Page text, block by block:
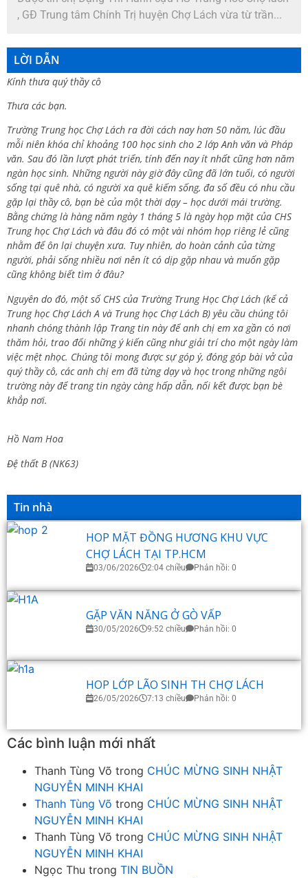
, GĐ Trung tâm Chính Trị huyện Chợ Lách vừa từ trần...
LỜI DẪN
Kính thưa quý thầy cô
Thưa các bạn.
Trường Trung học Chợ Lách ra đời cách nay hơn 50 năm, lúc đầu
mỗi niên khóa chỉ khoảng 100 học sinh cho 2 lớp Anh văn và Pháp
văn. Sau đó lần lượt phát triển, tính đến nay ít nhất cũng hơn năm
ngàn học sinh. Những người này giờ đây cũng đã lớn tuổi, có người
sống tại quê nhà, có người xa quê kiếm sống, đa số đều có nhu cầu
gặp lại thầy cô, bạn bè của một thời dạy – học dưới mái trường.
Bằng chứng là hàng năm ngày 1 tháng 5 là ngày họp mặt của CHS
Trung học Chợ Lách và đâu đó có một vài nhóm họp riêng lẻ cũng
nhằm để ôn lại chuyện xưa. Tuy nhiên, do hoàn cảnh của từng
người, phải sống nhiều nơi nên ít có dịp gặp nhau và muốn gặp
cũng không biết tìm ở đâu?
Nguyên do đó, một số CHS của Trường Trung Học Chợ Lách (kể cả
Trung học Chợ Lách A và Trung học Chợ Lách B) yêu cầu chúng tôi
nhanh chóng thành lập Trang tin này để anh chị em xa gần có nơi
thăm hỏi, trao đổi những ý kiến cũng như giải trí cho một ngày làm
việc mệt nhọc. Chúng tôi mong được sự góp ý, đóng góp bài vở của
quý thầy cô, các anh chị em đã từng dạy và học trong những ngôi
trường này để trang tin ngày càng hấp dẫn, nối kết được bạn bè
khắp nơi.
Hồ Nam Hoa
Đệ thất B (NK63)
Tin nhà
HOP MẶT ĐỒNG HƯƠNG KHU VỰC
CHỢ LÁCH TẠI TP.HCM
03/06/2026 2:04 chiều Phản hồi: 0
GẶP VĂN NĂNG Ở GÒ VẤP
30/05/2026 9:52 chiều Phản hồi: 0
HOP LỚP LÃO SINH TH CHỢ LÁCH
26/05/2026 7:13 chiều Phản hồi: 0
Các bình luận mới nhất
Thanh Tùng Võ trong CHÚC MỪNG SINH NHẬT
NGUYỄN MINH KHAI
Thanh Tùng Võ trong CHÚC MỪNG SINH NHẬT
NGUYỄN MINH KHAI
Thanh Tùng Võ trong CHÚC MỪNG SINH NHẬT
NGUYỄN MINH KHAI
Ngọc Thu trong TIN BUỒN